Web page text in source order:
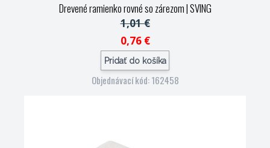
Drevené ramienko rovné so zárezom| SVING
1,01 €
0,76 €
Pridať do košíka
Objednávací kód: 162458